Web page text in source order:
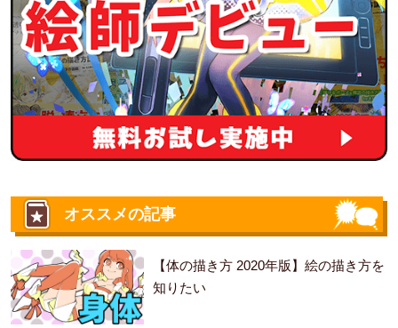
オススメの記事
【体の描き方 2020年版】絵の描き方を
知りたい